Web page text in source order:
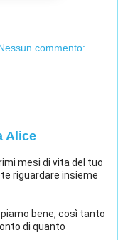
commento:
Alice
mesi di vita del tuo
riguardare insieme
bene, così tanto
di quanto